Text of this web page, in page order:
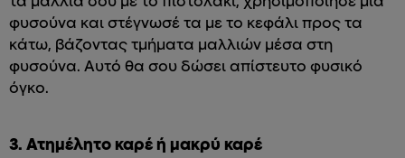
φυσούνα και στέγνωσέ τα με το κεφάλι προς τα
κάτω, βάζοντας τμήματα μαλλιών μέσα στη
φυσούνα. Αυτό θα σου δώσει απίστευτο φυσικό
όγκο.
3. Ατημέλητο καρέ ή μακρύ καρέ